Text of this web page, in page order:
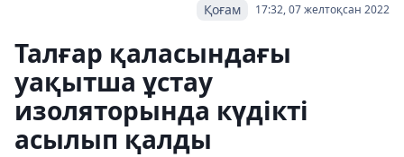
17:32, 07 желтоқсан 2022
Қоғам
Талғар қаласындағы
уақытша ұстау
изоляторында күдікті
асылып қалды